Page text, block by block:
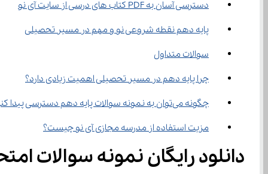
دسترسی آسان به PDF کتاب ‌های درسی از سایت آی ‌نو
پایه دهم نقطه شروعی نو و مهم در مسیر تحصیلی
سوالات متداول
چرا پایه دهم در مسیر تحصیلی اهمیت زیادی دارد؟
چگونه می‌توان به نمونه سوالات پایه دهم دسترسی پیدا کنیم؟
مزیت استفاده از مدرسه مجازی آی نو چیست؟
دانلود رایگان نمونه سوالات